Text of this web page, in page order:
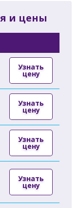
и цены
Узнать
цену
Узнать
цену
Узнать
цену
Узнать
цену